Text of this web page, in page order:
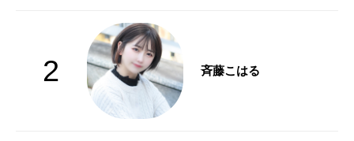
2 斉藤こはる